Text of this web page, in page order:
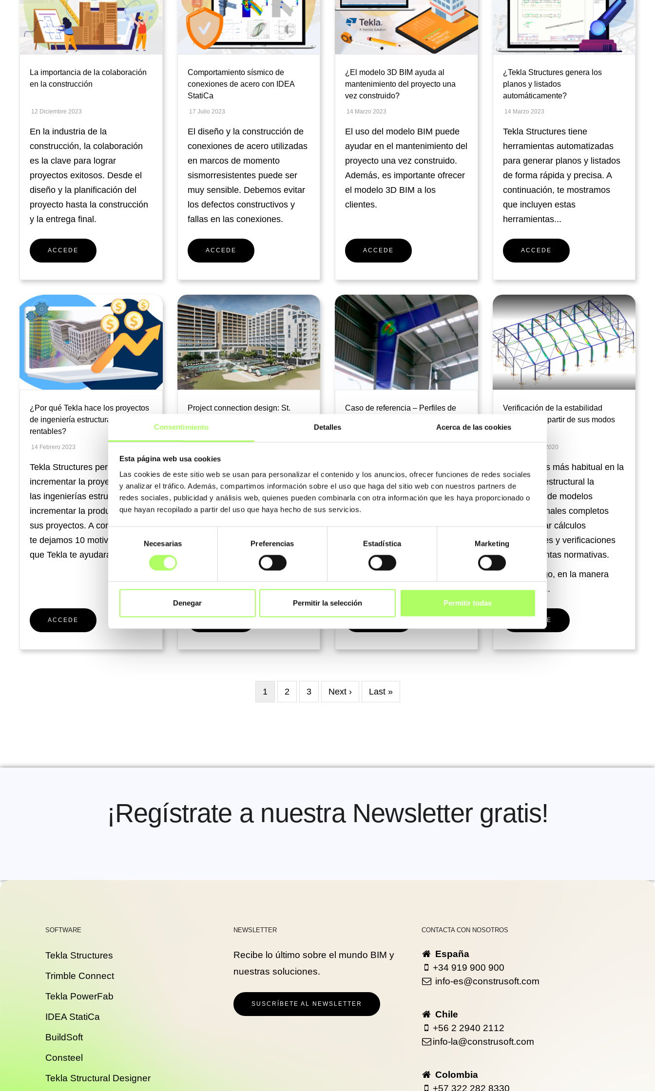
Consentimiento Detalles Acerca de las cookies
Esta página web usa cookies
Las cookies de este sitio web se usan para personalizar el contenido y los anuncios, ofrecer funciones de redes sociales
y analizar el tráfico. Además, compartimos información sobre el uso que haga del sitio web con nuestros partners de
redes sociales, publicidad y análisis web, quienes pueden combinarla con otra información que les haya proporcionado o
que hayan recopilado a partir del uso que haya hecho de sus servicios.
consentimiento
Necesarias Preferencias Estadística Marketing
Denegar Permitir la selección Permitir todas
navegación
La importancia de la colaboración
en la construcción
12 Diciembre 2023
En la industria de la
construcción, la colaboración
es la clave para lograr
proyectos exitosos. Desde el
diseño y la planificación del
proyecto hasta la construcción
y la entrega final.
ACCEDE
Comportamiento sísmico de
conexiones de acero con IDEA
StatiCa
17 Julio 2023
El diseño y la construcción de
conexiones de acero utilizadas
en marcos de momento
sismorresistentes puede ser
muy sensible. Debemos evitar
los defectos constructivos y
fallas en las conexiones.
ACCEDE
¿El modelo 3D BIM ayuda al
mantenimiento del proyecto una
vez construido?
14 Marzo 2023
El uso del modelo BIM puede
ayudar en el mantenimiento del
proyecto una vez construido.
Además, es importante ofrecer
el modelo 3D BIM a los
clientes.
ACCEDE
¿Tekla Structures genera los
planos y listados
automáticamente?
14 Marzo 2023
Tekla Structures tiene
herramientas automatizadas
para generar planos y listados
de forma rápida y precisa. A
continuación, te mostramos
que incluyen estas
herramientas...
ACCEDE
¿Por qué Tekla hace los proyectos
de ingeniería estructural más
rentables?
14 Febrero 2023
Tekla Structures permite
incrementar la proyectividad de
las ingenierías estructurales e
incrementar la productividad de
sus proyectos. A continuación,
te dejamos 10 motivos por los
que Tekla te ayudará a...
ACCEDE
Project connection design: St.
located in Aruba
realizado a la empresa
Preacero Pellizzari México,
S.A. que se desenvuelve en el
ámbito de la fabricación y
montaje de estructuras
metálicas. En la etapa...
Caso de referencia – Perfiles de
variable en naves de gran
envergadura se está haciendo
cada vez más habitual en la
práctica. Esta solución permite
salvar grandes luces,
disminuyendo la...
Verificación de la estabilidad
estructural a partir de sus modos
de Pandeo
25 Septiembre 2020
Cada día es más habitual en la
ingeniería estructural la
realización de modelos
tridimensionales completos
para realizar cálculos
estructurales y verificaciones
según distintas normativas.
Sin embargo, en la manera
tradicional...
ACCEDE
Página
1 Page
2 Page
3
Siguiente
Next ›
Última
Last »
¡Regístrate a nuestra Newsletter gratis!
SOFTWARE
Tekla Structures
Trimble Connect
Tekla PowerFab
IDEA StatiCa
BuildSoft
Consteel
Tekla Structural Designer
NEWSLETTER
Recibe lo último sobre el mundo BIM y
nuestras soluciones.
SUSCRÍBETE AL NEWSLETTER
CONTACTA CON NOSOTROS
España
+34 919 900 900
info-es@construsoft.com
Chile
+56 2 2940 2112
info-la@construsoft.com
Colombia
+57 322 282 8330